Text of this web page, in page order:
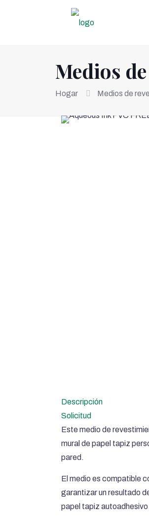
Medios
Hogar Medios de
Descripción
Solicitud
Este medio de
mural de papel tapiz
pared.
El medio es compatible
garantizar un resultado
papel tapiz autoadhesivo